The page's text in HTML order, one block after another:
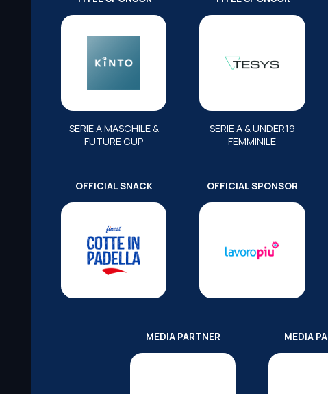
SERIE A MASCHILE &
FUTURE CUP
SERIE A & UNDER19
FEMMINILE
OFFICIAL SNACK OFFICIAL SPONSOR
MEDIA PARTNER MEDIA